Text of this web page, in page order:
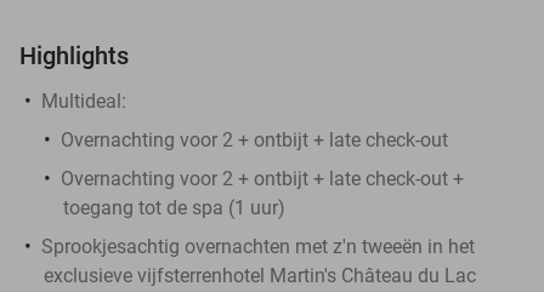
Highlights
Multideal:
Overnachting voor 2 + ontbijt + late check-out
Overnachting voor 2 + ontbijt + late check-out +
toegang tot de spa (1 uur)
Sprookjesachtig overnachten met z'n tweeën in het
exclusieve vijfsterrenhotel Martin's Château du Lac